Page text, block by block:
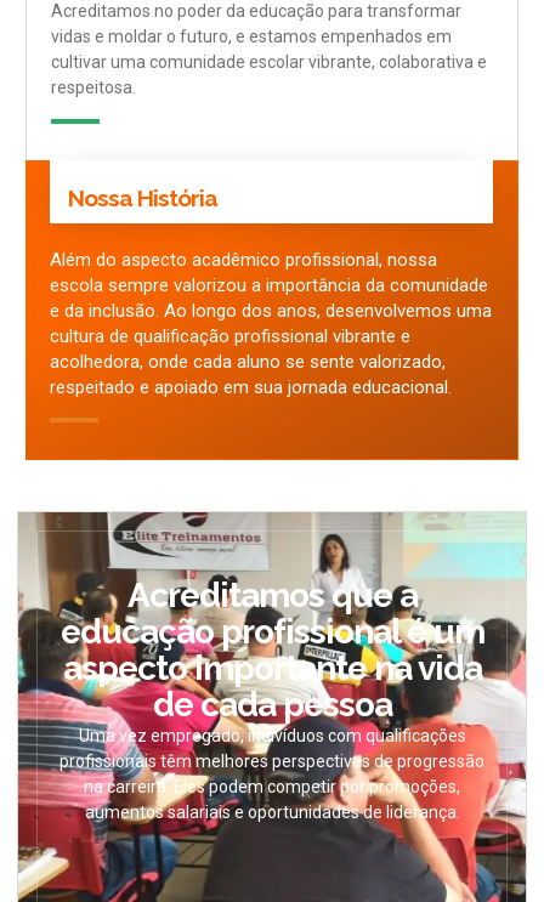
Acreditamos no poder da educação para transformar
vidas e moldar o futuro, e estamos empenhados em
cultivar uma comunidade escolar vibrante, colaborativa e
respeitosa.
Nossa História
Além do aspecto acadêmico profissional, nossa
escola sempre valorizou a importância da comunidade
e da inclusão. Ao longo dos anos, desenvolvemos uma
cultura de qualificação profissional vibrante e
acolhedora, onde cada aluno se sente valorizado,
respeitado e apoiado em sua jornada educacional.
Acreditamos que a
educação profissional é um
aspecto importante na vida
de cada pessoa
Uma vez empregado, indivíduos com qualificações
profissionais têm melhores perspectivas de progressão
na carreira. Eles podem competir por promoções,
aumentos salariais e oportunidades de liderança.